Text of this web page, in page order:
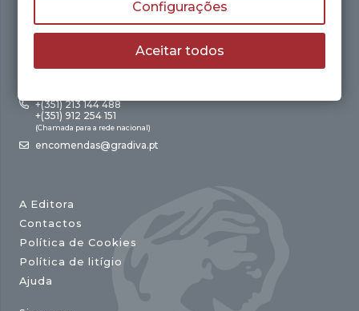
+(351) 213 144 488
+(351) 912 254 151
(Chamada para a rede nacional)
encomendas@gradiva.pt
A Editora
Contactos
Política de Cookies
Política de litígio
Ajuda
Configurações
Aceitar todos